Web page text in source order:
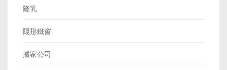
隆乳
隱形鐵窗
搬家公司